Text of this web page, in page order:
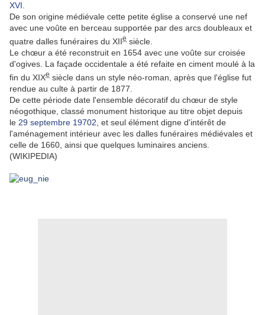
XVI
De son origine médiévale cette petite église a conservé une nef
avec une voûte en berceau supportée par des arcs doubleaux et
quatre dalles funéraires du XIIe siècle.
Le chœur a été reconstruit en 1654 avec une voûte sur croisée
d'ogives. La façade occidentale a été refaite en ciment moulé à la
fin du XIXe siècle dans un style néo-roman, après que l'église fut
rendue au culte à partir de 1877.
De cette période date l'ensemble décoratif du chœur de style
néogothique, classé monument historique au titre objet depuis
le 29 septembre 19702 , et seul élément digne d'intérêt de
l'aménagement intérieur avec les dalles funéraires médiévales et
celle de 1660, ainsi que quelques luminaires anciens.
(WIKIPEDIA)